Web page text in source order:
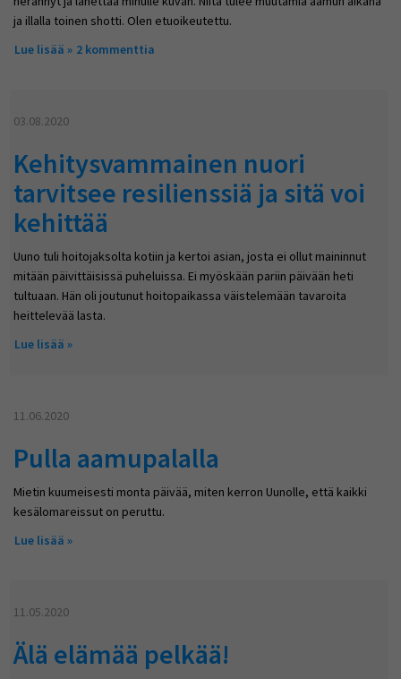
ja illalla toinen shotti. Olen etuoikeutettu.
Lue lisää about Mystisiä värejä ja autonmerkkejä
2 kommenttia
03.08.2020
Kehitysvammainen nuori
tarvitsee resilienssiä ja sitä voi
kehittää
Uuno tuli hoitojaksolta kotiin ja kertoi asian, josta ei ollut maininnut
mitään päivittäisissä puheluissa. Ei myöskään pariin päivään heti
tultuaan. Hän oli joutunut hoitopaikassa väistelemään tavaroita
heittelevää lasta.
Lue lisää about Kehitysvammainen nuori tarvitsee resilienssiä ja sitä
11.06.2020
Pulla aamupalalla
Mietin kuumeisesti monta päivää, miten kerron Uunolle, että kaikki
kesälomareissut on peruttu.
Lue lisää about Pulla aamupalalla
11.05.2020
Älä elämää pelkää!